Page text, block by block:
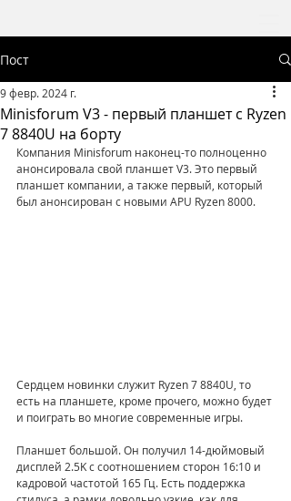
Пост
Minisforum V3 - первый планшет с Ryzen
7 8840U на борту
9 февр. 2024 г.
Компания Minisforum наконец-то полноценно
анонсировала свой планшет V3. Это первый
планшет компании, а также первый, который
был анонсирован с новыми APU Ryzen 8000.
Сердцем новинки служит Ryzen 7 8840U, то
есть на планшете, кроме прочего, можно будет
и поиграть во многие современные игры.
Планшет большой. Он получил 14-дюймовый
дисплей 2.5K с соотношением сторон 16:10 и
кадровой частотой 165 Гц. Есть поддержка